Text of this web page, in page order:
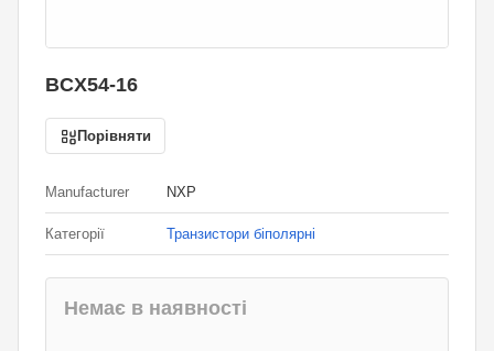
BCX54-16
Порівняти
Manufacturer NXP
Категорії Транзистори біполярні
Немає в наявності